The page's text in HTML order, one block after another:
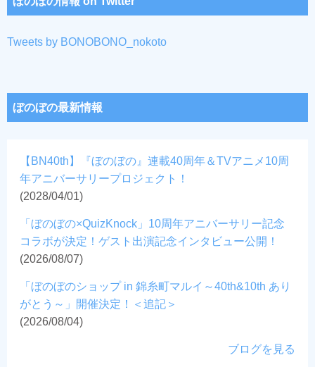
Tweets by BONOBONO_nokoto
ぼのぼの最新情報
【BN40th】『ぼのぼの』連載40周年＆TVアニメ10周
年アニバーサリープロジェクト！
(2028/04/01)
「ぼのぼの×QuizKnock」10周年アニバーサリー記念
コラボが決定！ゲスト出演記念インタビュー公開！
(2026/08/07)
「ぼのぼのショップ in 錦糸町マルイ～40th&10th あり
がとう～」開催決定！＜追記＞
(2026/08/04)
ブログを見る